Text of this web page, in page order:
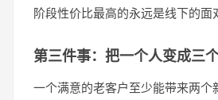
阶段性价比最高的永远是线下的面
第三件事：把一个人变成三
一个满意的老客户至少能带来两个